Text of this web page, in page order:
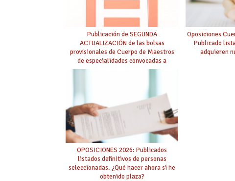
Publicación de SEGUNDA
ACTUALIZACIÓN de las bolsas
provisionales de Cuerpo de Maestros
de especialidades convocadas a
Oposiciones
Publicado
adquieren
OPOSICIONES 2026: Publicados
listados definitivos de personas
seleccionadas. ¿Qué hacer ahora si he
obtenido plaza?